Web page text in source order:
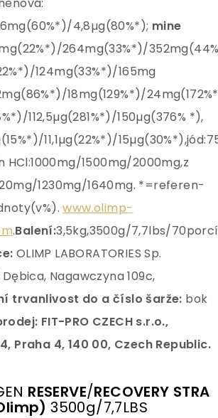
4,8µg(80%*); mine
264mg(33%*)/
124mg(33%*)/165mg
18mg(129%*)/
112,5µg(281%*)/150µg(376% *),
11,1µg(22%*)/
HCl:1000mg/1500mg/2000mg,z
1230mg/1640mg. *=referen-
www.olimp-
.Balení:3,5kg,3500g/7,7lbs/
OLIMP LABORATORIES Sp.
Dębica, Nagawczyna 109c,
trvanlivost do a číslo šarže: bok
FIT-PRO CZECH s.r.o.,
Praha 4, 140 00, Czech Republic.
RESERVE/RECOVERY STRA
3500g/7,7LBS